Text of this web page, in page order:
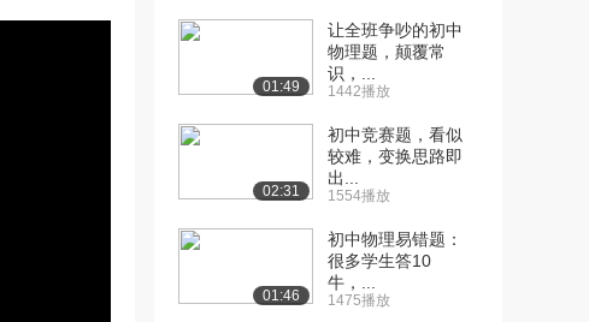
01:49
让全班争吵的初中
物理题，颠覆常
识，...
1442播放
02:31
初中竞赛题，看似
较难，变换思路即
出...
1554播放
01:46
初中物理易错题：
很多学生答10
牛，...
1475播放